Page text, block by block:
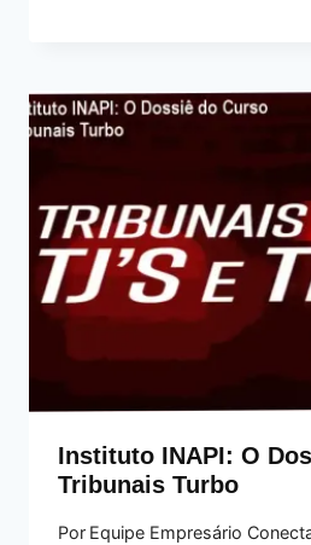
Instituto INAPI: O
Tribunais Turbo
Por Equipe Empresário